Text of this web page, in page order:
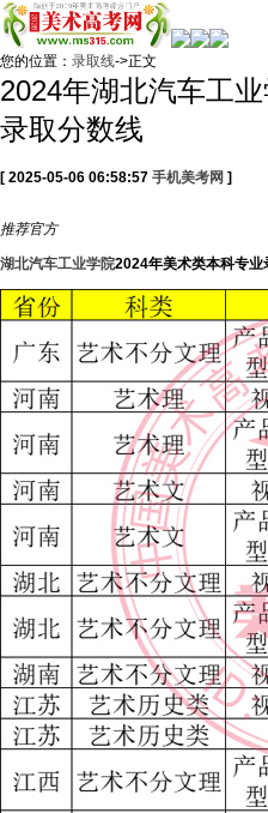
您的位置： 录取线->正文
2024年湖北汽车工
录取分数线
[ 2025-05-06 06:58:57 手机美考网 ]
推荐官方
湖北汽车工业学院2024年美术类本科专业